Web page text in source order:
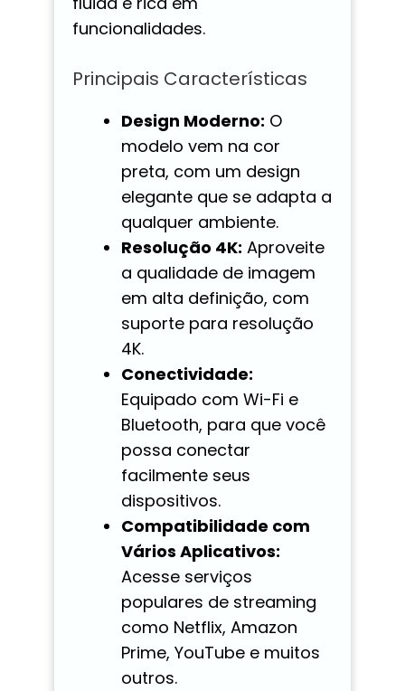
funcionalidades.
Principais Características
Design Moderno: O
modelo vem na cor
preta, com um design
elegante que se adapta a
qualquer ambiente.
Resolução 4K: Aproveite
a qualidade de imagem
em alta definição, com
suporte para resolução
4K.
Conectividade:
Equipado com Wi-Fi e
Bluetooth, para que você
possa conectar
facilmente seus
dispositivos.
Compatibilidade com
Vários Aplicativos:
Acesse serviços
populares de streaming
como Netflix, Amazon
Prime, YouTube e muitos
outros.